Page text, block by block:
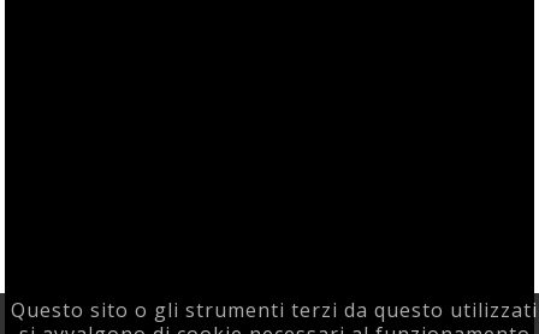
Questo sito o gli strumenti terzi da questo utilizzati